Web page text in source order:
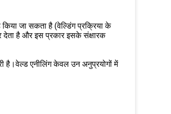
किया जा सकता है (वेल्डिंग प्रक्रिया के
देता है और इस प्रकार इसके संक्षारक
है।वेल्ड एनीलिंग केवल उन अनुप्रयोगों में